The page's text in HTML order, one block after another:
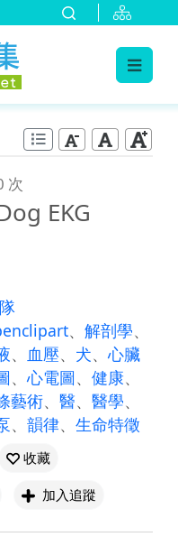
次
EKG
、 解剖學、
、 血壓、 犬、心臟
、心電圖、 健康、
藝術、 醫、 醫學、
、 韻律、 生命特徵
收藏
加入追蹤